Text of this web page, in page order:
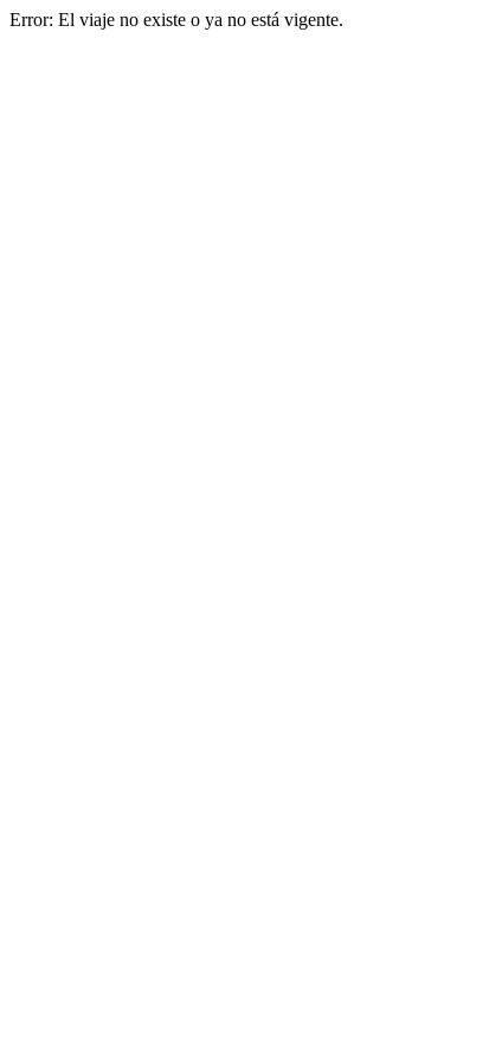
Error: El viaje no existe o ya no está vigente.